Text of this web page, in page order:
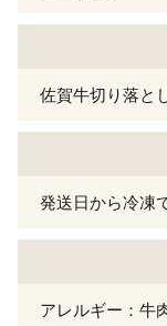
佐賀牛切り落と
発送日から冷凍
アレルギー：牛